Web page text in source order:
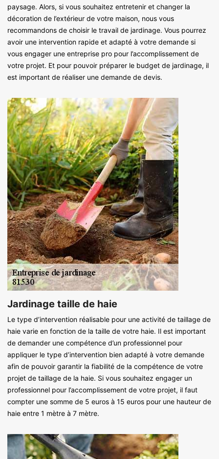
paysage. Alors, si vous souhaitez entretenir et changer la
décoration de l’extérieur de votre maison, nous vous
recommandons de choisir le travail de jardinage. Vous pourrez
avoir une intervention rapide et adapté à votre demande si
vous engager une entreprise pro pour l’accomplissement de
votre projet. Et pour pouvoir préparer le budget de jardinage, il
est important de réaliser une demande de devis.
Jardinage taille de haie
Le type d’intervention réalisable pour une activité de taillage de
haie varie en fonction de la taille de votre haie. Il est important
de demander une compétence d’un professionnel pour
appliquer le type d’intervention bien adapté à votre demande
afin de pouvoir garantir la fiabilité de la compétence de votre
projet de taillage de la haie. Si vous souhaitez engager un
professionnel pour l’accomplissement de votre projet, il faut
compter une somme de 5 euros à 15 euros pour une hauteur de
haie entre 1 mètre à 7 mètre.